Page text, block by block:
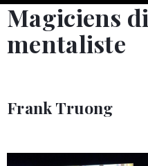
Magiciens
mentaliste
Frank Truong